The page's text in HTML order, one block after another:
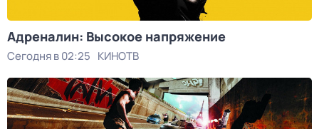
Адреналин: Высокое напряжение
Сегодня в 02:25 КИНОТВ